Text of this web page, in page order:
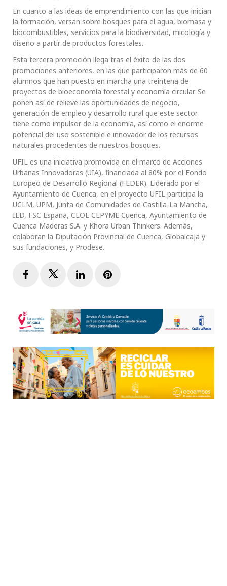
En cuanto a las ideas de emprendimiento con las que inician
la formación, versan sobre bosques para el agua, biomasa y
biocombustibles, servicios para la biodiversidad, micología y
diseño a partir de productos forestales.
Esta tercera promoción llega tras el éxito de las dos
promociones anteriores, en las que participaron más de 60
alumnos que han puesto en marcha una treintena de
proyectos de bioeconomía forestal y economía circular. Se
ponen así de relieve las oportunidades de negocio,
generación de empleo y desarrollo rural que este sector
tiene como impulsor de la economía, así como el enorme
potencial del uso sostenible e innovador de los recursos
naturales procedentes de nuestros bosques.
UFIL es una iniciativa promovida en el marco de Acciones
Urbanas Innovadoras (UIA), financiada al 80% por el Fondo
Europeo de Desarrollo Regional (FEDER). Liderado por el
Ayuntamiento de Cuenca, en el proyecto UFIL participa la
UCLM, UPM, Junta de Comunidades de Castilla-La Mancha,
IED, FSC España, CEOE CEPYME Cuenca, Ayuntamiento de
Cuenca Maderas S.A. y Khora Urban Thinkers. Además,
colaboran la Diputación Provincial de Cuenca, Globalcaja y
sus fundaciones, y Prodese.
FacebookTwitterLinkedInPinterest